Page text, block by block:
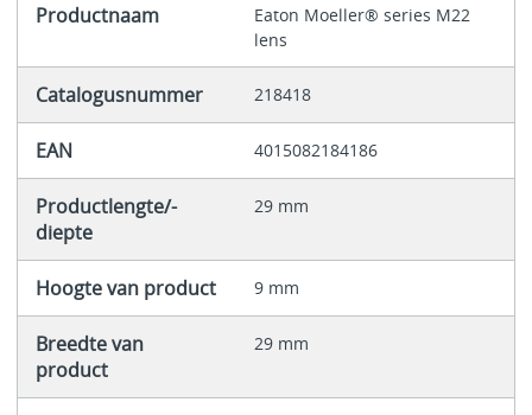
Productnaam
Eaton Moeller® series M22
lens
Catalogusnummer 218418
EAN 4015082184186
Productlengte/-
diepte
29 mm
Hoogte van product 9 mm
Breedte van
product
29 mm